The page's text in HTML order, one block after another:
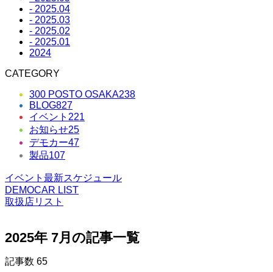
- 2025.04
- 2025.03
- 2025.02
- 2025.01
2024
CATEGORY
300 POSTO OSAKA238
BLOG827
イベント 221
お知らせ25
デモカー47
製品107
イベント最新スケジュール
DEMOCAR LIST
取扱店リスト
2025年 7月の記事一覧
記事数 65